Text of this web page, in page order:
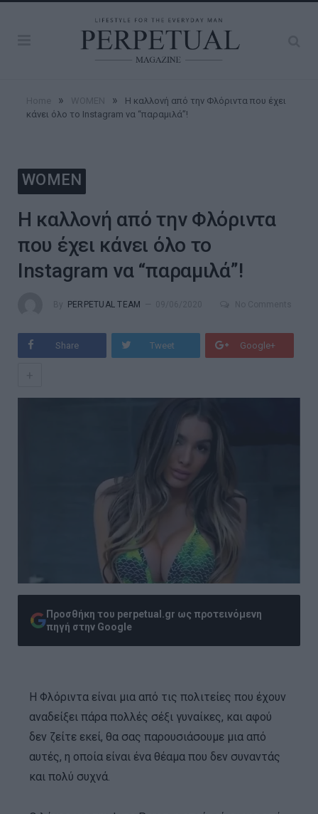
» »
Η καλλονή από την Φλόριντα που έχει
κάνει όλο το Instagram να “παραμιλά”!
WOMEN
Η καλλονή από την Φλόριντα
που έχει κάνει όλο το
Instagram να “παραμιλά”!
PERPETUAL TEAM
Share Tweet Google+
Προσθήκη του perpetual.gr ως προτεινόμενη
πηγή στην Google
Η Φλόριντα είναι μια από τις πολιτείες που έχουν
αναδείξει πάρα πολλές σέξι γυναίκες, και αφού
δεν ζείτε εκεί, θα σας παρουσιάσουμε μια από
αυτές, η οποία είναι ένα θέαμα που δεν συναντάς
και πολύ συχνά.